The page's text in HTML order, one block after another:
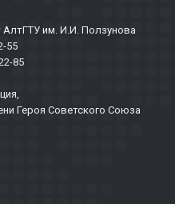
АлтГТУ им. И.И. Ползунова
55
85
Героя Советского Союза